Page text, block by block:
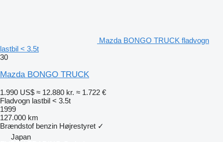
Mazda BONGO TRUCK fladvogn
lastbil < 3.5t
30
Mazda BONGO TRUCK
1.990 US$ ≈ 12.880 kr. ≈ 1.722 €
Fladvogn lastbil < 3.5t
1999
127.000 km
Brændstof benzin Højrestyret ✓
Japan